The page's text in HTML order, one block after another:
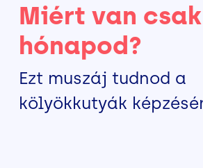
Miért van
hónapod?
Ezt muszáj tudnod a
kölyökkutyák